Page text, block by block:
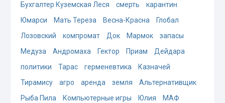
Бухгалтер Куземская Леся
смерть
карантин
Юмарси
Мать Тереза Весна-Красна
Глобал
Лозовский
компромат Док Мармок
запасы
Медуза
Андромаха Гектор Приам
Дейдара
политики
Тарас герменевтика
Казначей
Тирамису
агро аренда земля
Альтернативщик
Рыба Пила
Компьютерные игры Юлия
МАФ